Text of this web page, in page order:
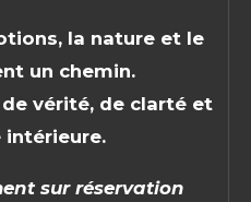
la nature et le
un chemin.
vérité, de clarté et
intérieure.
sur réservation